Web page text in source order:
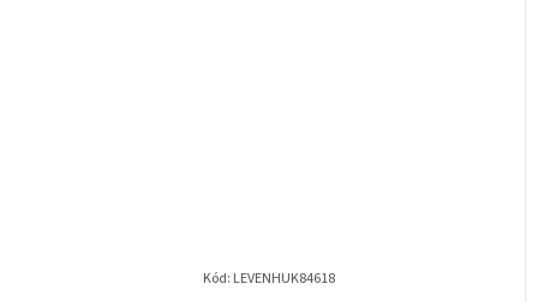
Kód: LEVENHUK84618